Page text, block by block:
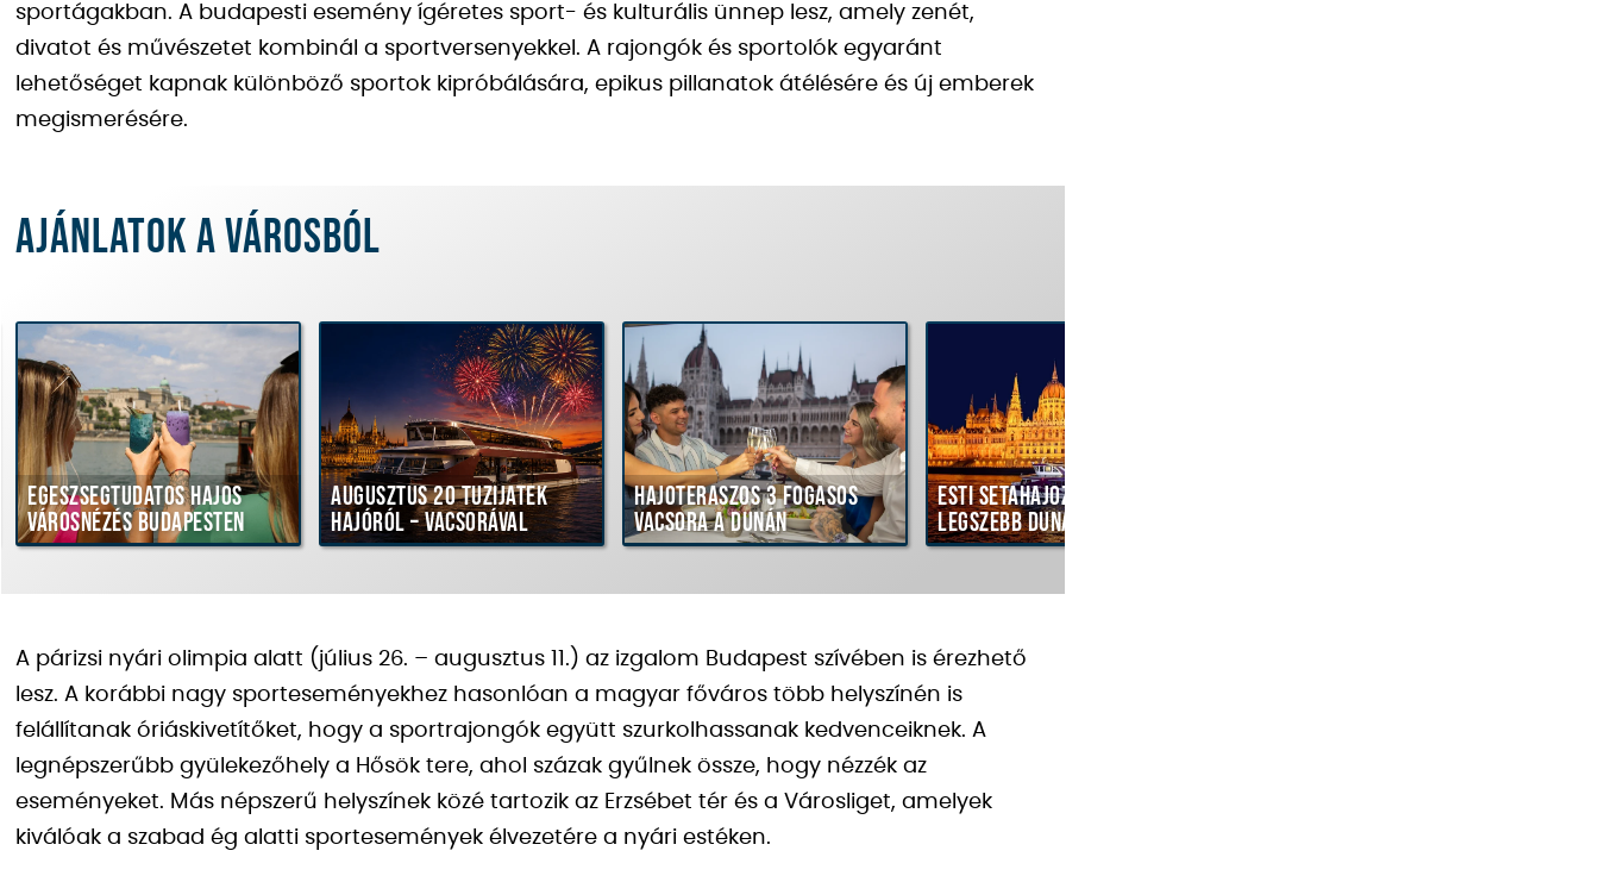
sportágakban. A budapesti esemény ígéretes sport- és kulturális ünnep lesz, amely zenét,
divatot és művészetet kombinál a sportversenyekkel. A rajongók és sportolók egyaránt
lehetőséget kapnak különböző sportok kipróbálására, epikus pillanatok átélésére és új emberek
megismerésére.
Ajánlatok a városból
Egészségtudatos hajós
városnézés Budapesten
Augusztus 20 tűzijáték
hajóról – vacsorával
Hajóteraszos 3 fogásos
vacsora a Dunán
Esti sétahajózás Budapest
legszebb dunai szakaszán
A párizsi nyári olimpia alatt (július 26. – augusztus 11.) az izgalom Budapest szívében is érezhető
lesz. A korábbi nagy sporteseményekhez hasonlóan a magyar főváros több helyszínén is
felállítanak óriáskivetítőket, hogy a sportrajongók együtt szurkolhassanak kedvenceiknek. A
legnépszerűbb gyülekezőhely a Hősök tere, ahol százak gyűlnek össze, hogy nézzék az
eseményeket. Más népszerű helyszínek közé tartozik az Erzsébet tér és a Városliget, amelyek
kiválóak a szabad ég alatti sportesemények élvezetére a nyári estéken.